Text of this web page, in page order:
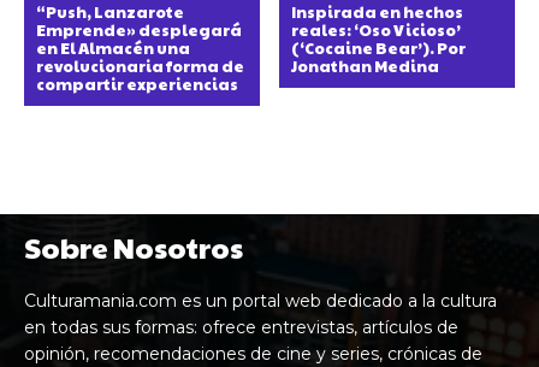
“Push, Lanzarote
Emprende» desplegará
en El Almacén una
revolucionaria forma de
compartir experiencias
Inspirada en hechos
reales: ‘Oso Vicioso’
(‘Cocaine Bear’). Por
Jonathan Medina
Sobre Nosotros
Culturamania.com es un portal web dedicado a la cultura
en todas sus formas: ofrece entrevistas, artículos de
opinión, recomendaciones de cine y series, crónicas de